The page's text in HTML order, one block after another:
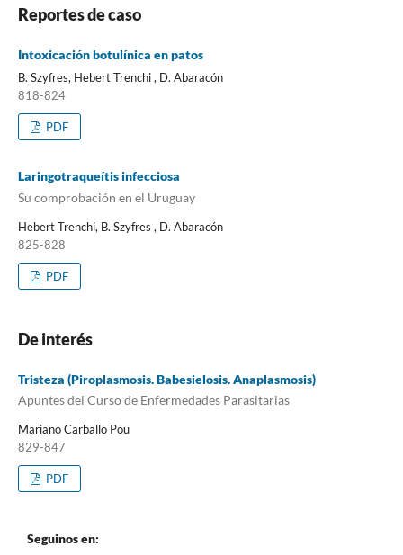
Reportes de caso
Intoxicación botulínica en patos
B. Szyfres, Hebert Trenchi , D. Abaracón
818-824
PDF
Laringotraqueítis infecciosa
Su comprobación en el Uruguay
Hebert Trenchi, B. Szyfres , D. Abaracón
825-828
PDF
De interés
Tristeza (Piroplasmosis. Babesielosis. Anaplasmosis)
Apuntes del Curso de Enfermedades Parasitarias
Mariano Carballo Pou
829-847
PDF
Seguinos en: